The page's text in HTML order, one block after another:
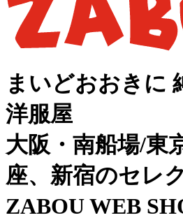
まいどおおきに
洋服屋
大阪・南船場/東
座、新宿のセレ
ZABOU WEB